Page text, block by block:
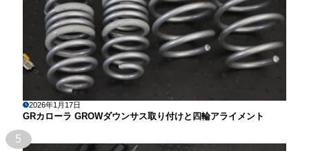
2026年1月17日
GRカローラ GROWダウンサス取り付けと四輪アライメント
5